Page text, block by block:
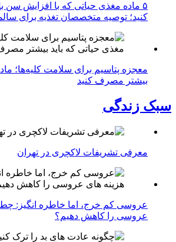
۵ ماده مغذی حیاتی که با افزایش سن
کنید؛ توصیه متخصصان تغذیه برای
معجزه پتاسیم برای سلامت کلیه‌ها؛
بیشتر مصرف کنید
سبک زندگی
معرفی تشریفات لاکچری در تهران
عروسی کم خرج، اما خاطره انگیز:
عروسی را کاهش دهیم؟